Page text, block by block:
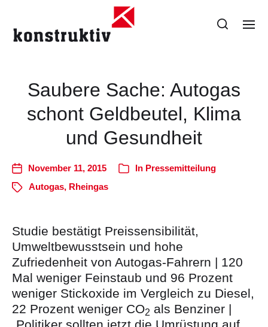
Saubere Sache: Autogas
schont Geldbeutel, Klima
und Gesundheit
November 11, 2015 In Pressemitteilung
Autogas, Rheingas
Studie bestätigt Preissensibilität,
Umweltbewusstsein und hohe
Zufriedenheit von Autogas-Fahrern | 120
Mal weniger Feinstaub und 96 Prozent
weniger Stickoxide im Vergleich zu Diesel,
22 Prozent weniger CO2 als Benziner |